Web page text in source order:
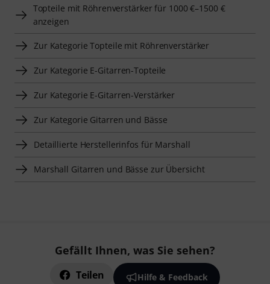
Topteile mit Röhrenverstärker für 1000 €–1500 €
anzeigen
Zur Kategorie Topteile mit Röhrenverstärker
Zur Kategorie E-Gitarren-Topteile
Zur Kategorie E-Gitarren-Verstärker
Zur Kategorie Gitarren und Bässe
Detaillierte Herstellerinfos für Marshall
Marshall Gitarren und Bässe zur Übersicht
Gefällt Ihnen, was Sie sehen?
Teilen Hilfe & Feedback